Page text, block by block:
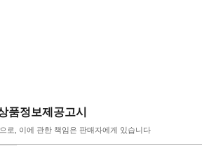
품정보제공고시
로, 이에 관한 책임은 판매자에게 있습니다